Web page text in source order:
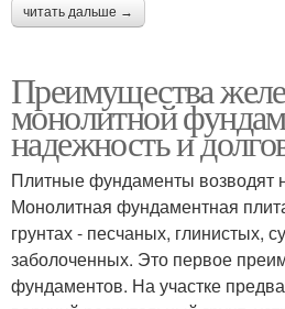
читать дальше →
Преимущества
монолитной
надежность и
Плитные фундаменты возводят
Монолитная фундаментная
грунтах - песчаных, глинистых,
заболоченных. Это первое
фундаментов. На участке